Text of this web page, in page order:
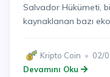
Salvador Hükümeti,
kaynaklanan bazı
Kripto Coin 02/
Devamını Oku